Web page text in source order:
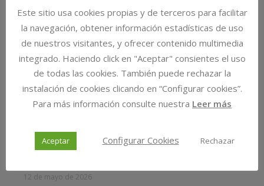
ASECOM muestra a sus asociados cómo convertir la
inversión cultural en una oportunidad fiscal rentable
2 de julio de 2026
ASECOM orientará a sus asociados sobre las
deducciones por incentivos fiscales en apoyo a la cultura
ASECOM colabora en la mesa de diálogo de Cruz Roja
12 de mayo de 2026
Este sitio usa cookies propias y de terceros para facilitar
la navegación, obtener información estadísticas de uso
de nuestros visitantes, y ofrecer contenido multimedia
integrado. Haciendo click en "Aceptar" consientes el uso
de todas las cookies. También puede rechazar la
instalación de cookies clicando en “Configurar cookies”.
Para más información consulte nuestra Leer más
Aceptar Configurar Cookies Rechazar